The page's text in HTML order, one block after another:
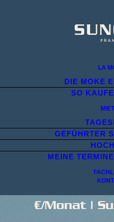
LA
DIE MOKE
SO
GEFÜHRTER
MEINE
Preis für den
2026:
€/Monat |